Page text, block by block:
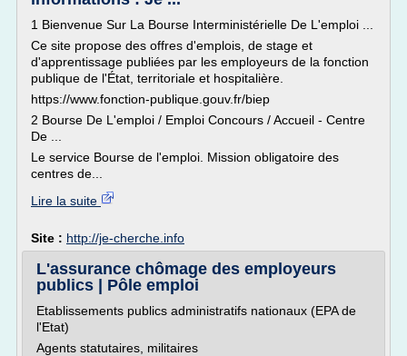
1 Bienvenue Sur La Bourse Interministérielle De L'emploi ...
Ce site propose des offres d'emplois, de stage et
d'apprentissage publiées par les employeurs de la fonction
publique de l'État, territoriale et hospitalière.
https://www.fonction-publique.gouv.fr/biep
2 Bourse De L'emploi / Emploi Concours / Accueil - Centre
De ...
Le service Bourse de l'emploi. Mission obligatoire des
centres de...
Lire la suite
Site : http://je-cherche.info
L'assurance chômage des employeurs
publics | Pôle emploi
Etablissements publics administratifs nationaux (EPA de
l'Etat)
Agents statutaires, militaires